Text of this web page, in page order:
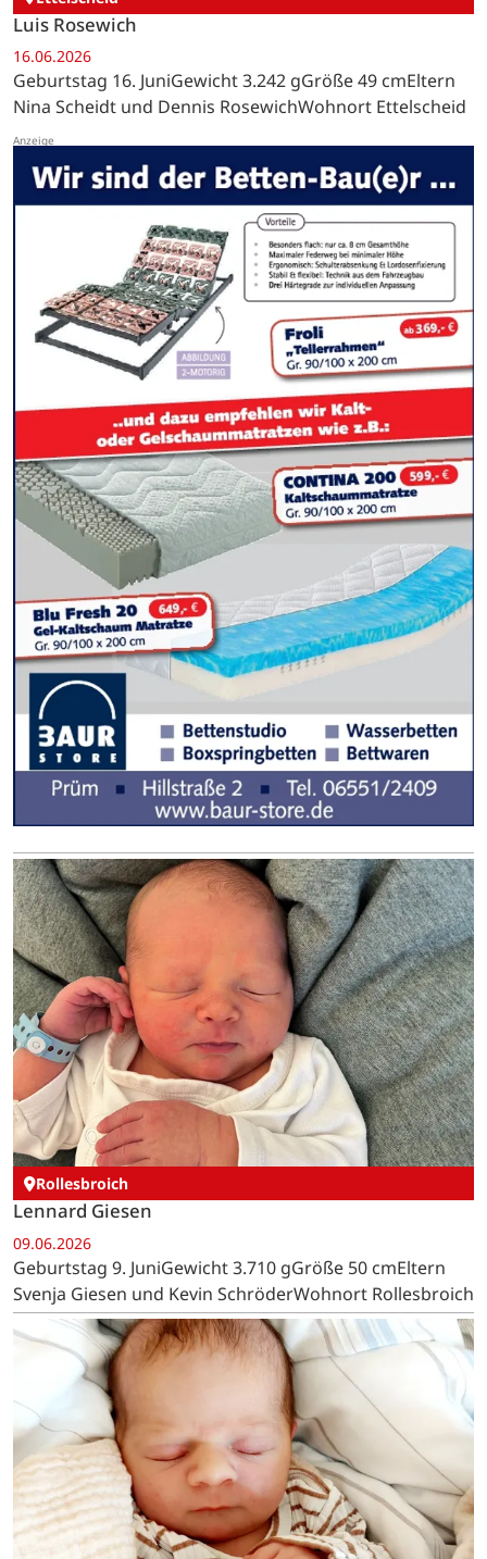
Luis Rosewich
16.06.2026
Geburtstag 16. JuniGewicht 3.242 gGröße 49 cmEltern
Nina Scheidt und Dennis RosewichWohnort Ettelscheid
Rollesbroich
Lennard Giesen
09.06.2026
Geburtstag 9. JuniGewicht 3.710 gGröße 50 cmEltern
Svenja Giesen und Kevin SchröderWohnort Rollesbroich